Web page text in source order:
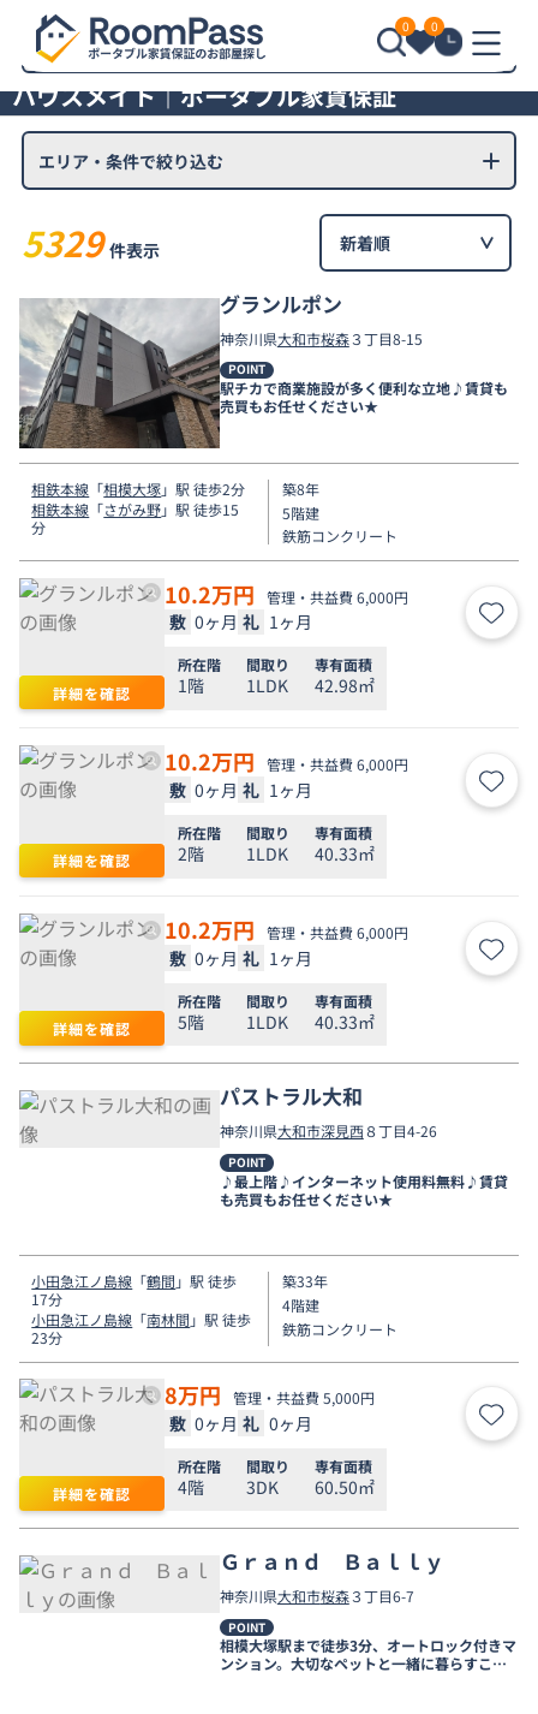
0 0
ハウスメイト｜ポータブル家賃保証
エリア・条件で絞り込む
5329 件表示
グランルポン
神奈川県大和市桜森３丁目8-15
POINT
駅チカで商業施設が多く便利な立地♪賃貸も
売買もお任せください★
相鉄本線 「相模大塚」駅 徒歩2分
相鉄本線 「さがみ野」駅 徒歩15
分
築8年
5階建
鉄筋コンクリート
詳細を確認
10.2万円 管理・共益費 6,000円
敷 0ヶ月 礼 1ヶ月 お気
所在階
1階
間取り
1LDK
専有面積
42.98㎡
詳細を確認
10.2万円 管理・共益費 6,000円
敷 0ヶ月 礼 1ヶ月 お気
所在階
2階
間取り
1LDK
専有面積
40.33㎡
詳細を確認
10.2万円 管理・共益費 6,000円
敷 0ヶ月 礼 1ヶ月 お気
所在階
5階
間取り
1LDK
専有面積
40.33㎡
パストラル大和
神奈川県大和市深見西８丁目4-26
POINT
♪最上階♪インターネット使用料無料♪賃貸
も売買もお任せください★
小田急江ノ島線 「鶴間 」駅 徒歩
17分
小田急江ノ島線 「南林間 」駅 徒歩
23分
築33年
4階建
鉄筋コンクリート
詳細を確認
8万円 管理・共益費 5,000円
敷 0ヶ月 礼 0ヶ月 お気
所在階
4階
間取り
3DK
専有面積
60.50㎡
Ｇｒａｎｄ Ｂａｌｌｙ
神奈川県大和市桜森３丁目6-7
POINT
相模大塚駅まで徒歩3分、オートロック付きマ
ンション。大切なペットと一緒に暮らすこと
エリア・条件で絞り込む